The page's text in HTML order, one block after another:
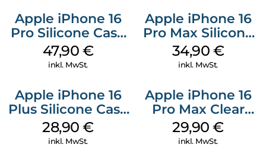
Apple iPhone 16
Pro Silicone Case
MagSafe Denim
47,90 €
inkl. MwSt.
Apple iPhone 16
Pro Max Silicone
Case MagSafe
Denim
34,90 €
inkl. MwSt.
Apple iPhone 16
Plus Silicone Case
MagSafe Black
28,90€
inkl. MwSt.
Apple iPhone 16
Pro Max Clear
Case MagSafe
Transparent
29,90€
inkl. MwSt.